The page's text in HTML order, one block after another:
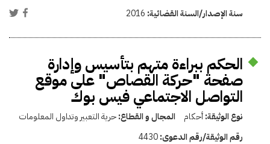
سنة الإصدار/السنة القضائية: 2016
الحكم ببراءة متهم بتأسيس وإدارة
صفحة "حركة القصاص" على موقع
التواصل الاجتماعي فيس بوك
نوع الوثيقة:أحكام المجال و القطاع:حرية التعبير وتداول المعلومات
رقم الوثيقة/رقم الدعوى:4430